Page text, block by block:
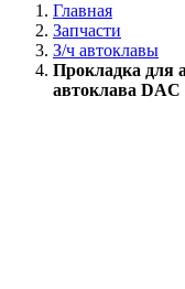
Главная
Запчасти
З/ч автоклавы
Прокладка для
автоклава DAC